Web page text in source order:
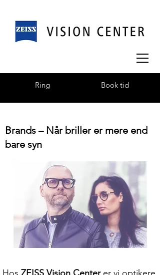
Ring Book tid
Brands – Når briller er mere end
bare syn